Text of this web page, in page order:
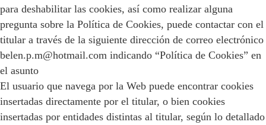
para deshabilitar las cookies, así como realizar alguna
pregunta sobre la Política de Cookies, puede contactar con el
titular a través de la siguiente dirección de correo electrónico
belen.p.m@hotmail.com indicando “Política de Cookies” en
el asunto
El usuario que navega por la Web puede encontrar cookies
insertadas directamente por el titular, o bien cookies
insertadas por entidades distintas al titular, según lo detallado